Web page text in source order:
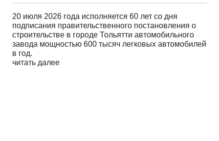
20 июля 2026 года исполняется 60 лет со дня
подписания правительственного постановления о
строительстве в городе Тольятти автомобильного
завода мощностью 600 тысяч легковых автомобилей
в год.
читать далее